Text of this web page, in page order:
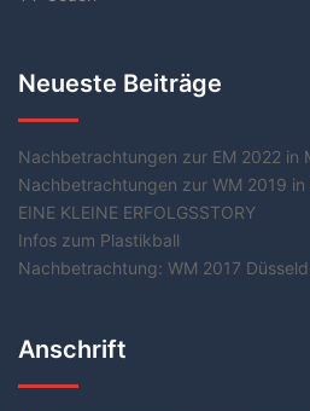
Neueste Beiträge
Nachbetrachtungen zur EM 2022 in
Nachbetrachtungen zur WM 2019 in
EINE KLEINE ERFOLGSSTORY
Infos zum Plastikball
Nachbetrachtung: WM 2017
Anschrift